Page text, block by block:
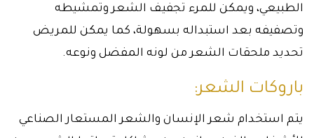
الطبيعي، ويمكن للمرء تجفيف الشعر وتمشيطه
وتصفيفه بعد استبداله بسهولة، كما يمكن للمريض
تحديد ملحقات الشعر من لونه المفضل ونوعه.
باروكات الشعر:
يتم استخدام شعر الإنسان والشعر المستعار الصناعي